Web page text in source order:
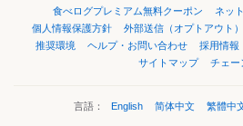
食べログプレミアム無料クーポン
ネッ
個人情報保護方針
外部送信（オプトアウト）
推奨環境
ヘルプ・お問い合わせ 採用情報
サイトマップ
チェー
言語： English 简体中文 繁體中